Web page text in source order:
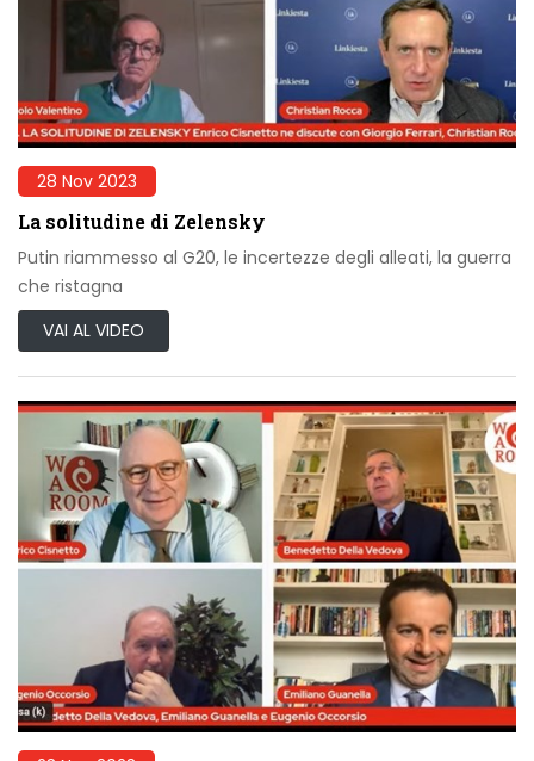
28 Nov 2023
La solitudine di Zelensky
Putin riammesso al G20, le incertezze degli alleati, la guerra
che ristagna
VAI AL VIDEO